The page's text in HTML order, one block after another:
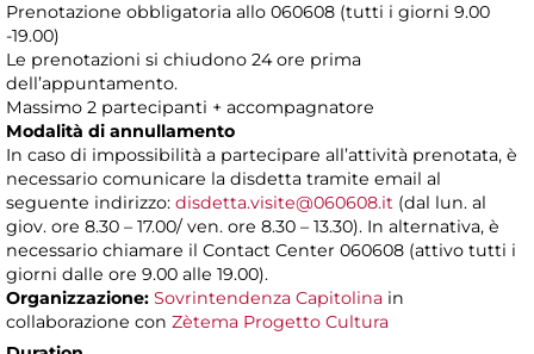
Prenotazione obbligatoria allo 060608 (tutti i giorni 9.00
-19.00)
Le prenotazioni si chiudono 24 ore prima
dell’appuntamento.
Massimo 2 partecipanti + accompagnatore
Modalità di annullamento
In caso di impossibilità a partecipare all’attività prenotata, è
necessario comunicare la disdetta tramite email al
seguente indirizzo: disdetta.visite@060608.it (dal lun. al
giov. ore 8.30 – 17.00/ ven. ore 8.30 – 13.30). In alternativa, è
necessario chiamare il Contact Center 060608 (attivo tutti i
giorni dalle ore 9.00 alle 19.00).
Organizzazione: Sovrintendenza Capitolina in
collaborazione con Zètema Progetto Cultura